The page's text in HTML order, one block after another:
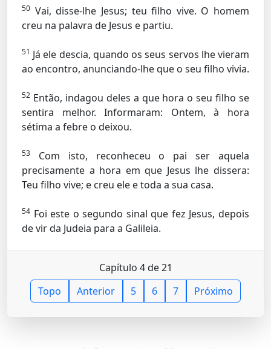
50 Vai, disse-lhe Jesus; teu filho vive. O homem
creu na palavra de Jesus e partiu.
51 Já ele descia, quando os seus servos lhe vieram
ao encontro, anunciando-lhe que o seu filho vivia.
52 Então, indagou deles a que hora o seu filho se
sentira melhor. Informaram: Ontem, à hora
sétima a febre o deixou.
53
Com isto, reconheceu o pai ser aquela
precisamente a hora em que Jesus lhe dissera:
Teu filho vive; e creu ele e toda a sua casa.
54 Foi este o segundo sinal que fez Jesus, depois
de vir da Judeia para a Galileia.
Capítulo 4 de 21
Topo
Anterior 5 6 7 Próximo